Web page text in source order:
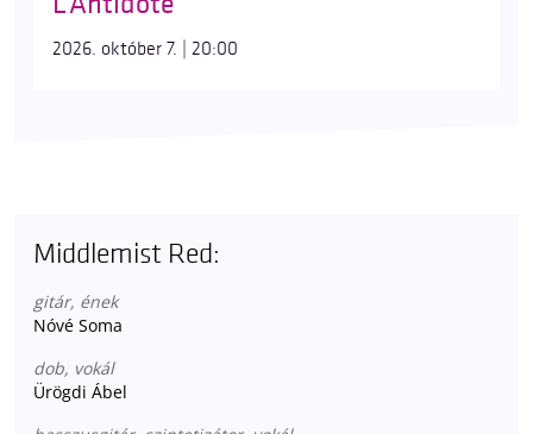
2026. október 7. | 20:00
Middlemist Red:
gitár, ének
Nóvé Soma
dob, vokál
Ürögdi Ábel